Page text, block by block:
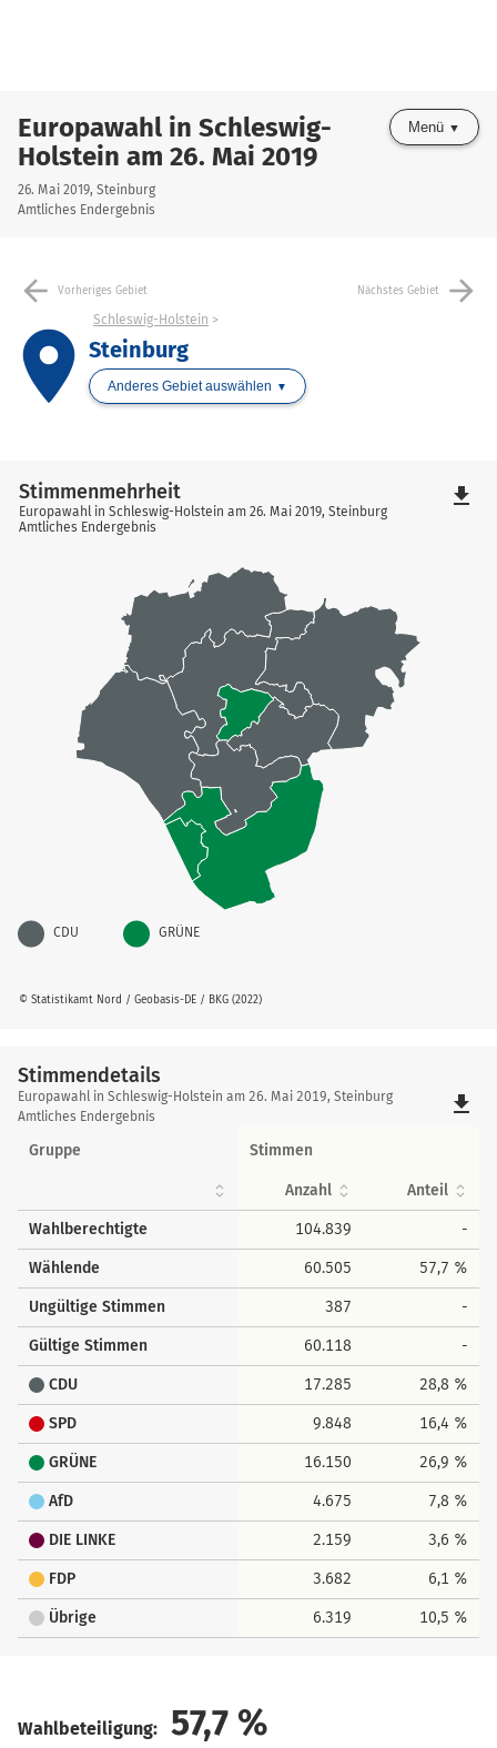
Europawahl in Schleswig-
Holstein am 26. Mai 2019
26. Mai 2019, Steinburg
Amtliches Endergebnis
Menü
arrow_back Vorheriges Gebiet Nächstes Gebiet arrow_forward
place
Schleswig-Holstein
Steinburg
Anderes Gebiet auswählen
© Statistikamt Nord / Geobasis-DE / BKG (2022)
Stimmenmehrheit
Europawahl in Schleswig-Holstein am 26. Mai 2019, Steinburg
Amtliches Endergebnis
CDU GRÜNE
file_download
Stimmendetails
Stimmendetails
Europawahl in Schleswig-Holstein am 26. Mai 2019, Steinburg
Amtliches Endergebnis
file_download
Gruppe Stimmen
Anzahl Anteil
Wahlberechtigte 104.839 -
Wählende 60.505 57,7 %
Ungültige Stimmen 387 -
Gültige Stimmen 60.118 -
CDU 17.285 28,8 %
SPD 9.848 16,4 %
GRÜNE 16.150 26,9 %
AfD 4.675 7,8 %
DIE LINKE 2.159 3,6 %
FDP 3.682 6,1 %
Übrige 6.319 10,5 %
Wahlbeteiligung: 57,7 %